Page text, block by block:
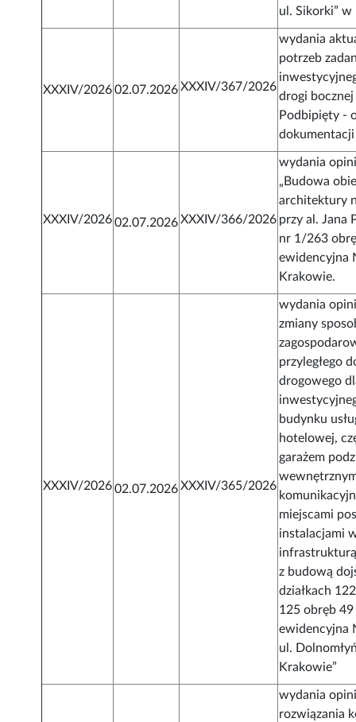
ul. Sikorki”
XXXIV/2026 02.07.2026 XXXIV/367/2026
wydania
potrzeb
drogi
Podbipięty -
XXXIV/2026 02.07.2026 XXXIV/366/2026
wydania
„Budowa
architektury
przy al. Jana
nr 1/263
ewidencyjna
Krakowie.
XXXIV/2026 02.07.2026 XXXIV/365/2026
wydania
zmiany
przyległego
drogowego
budynku
hotelowej,
garażem
miejscami
instalacjami
z budową
działkach
125 obręb
ewidencyjna
ul.
Krakowie”
wydania
rozwiązania